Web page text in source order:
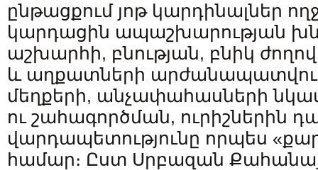
ընթացքում յոթ կարդինալներ
կարդացին ապաշխարության
աշխարհի, բնության, բնիկ
և աղքատների
մեղքերի, անչափահասների
ու շահագործման, ուրիշներին
վարդապետությունը որպես
համար։ Ըստ Սրբազան